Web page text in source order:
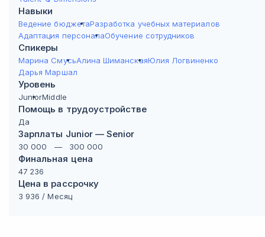
Навыки
Ведение бюджетаРазработка учебных материалов
Адаптация персоналаОбучение сотрудников
Спикеры
Марина СмусьАлина ШиманскаяЮлия Логвиненко
Дарья Маршал
Уровень
JuniorMiddle
Помощь в трудоустройстве
Да
Зарплаты Junior — Senior
30 000 — 300 000
Финальная цена
47 236
Цена в рассрочку
3 936 / Месяц